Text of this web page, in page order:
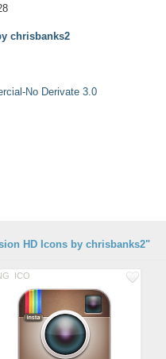
chrisbanks2
No Derivate 3.0
HD Icons by chrisbanks2"
ICO